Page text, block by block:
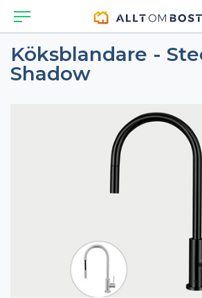
Köksblandare -
Shadow